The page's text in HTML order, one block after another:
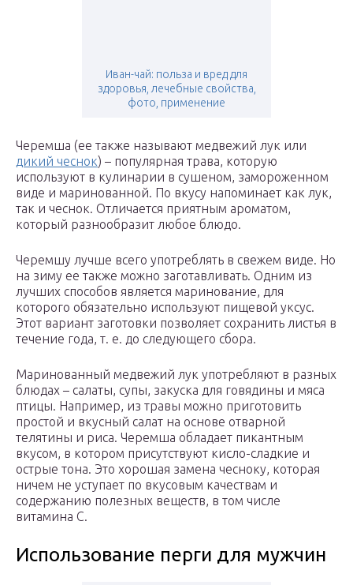
Иван-чай: польза и вред для
здоровья, лечебные свойства,
фото, применение
Черемша (ее также называют медвежий лук или
дикий чеснок) – популярная трава, которую
используют в кулинарии в сушеном, замороженном
виде и маринованной. По вкусу напоминает как лук,
так и чеснок. Отличается приятным ароматом,
который разнообразит любое блюдо.
Черемшу лучше всего употреблять в свежем виде. Но
на зиму ее также можно заготавливать. Одним из
лучших способов является маринование, для
которого обязательно используют пищевой уксус.
Этот вариант заготовки позволяет сохранить листья в
течение года, т. е. до следующего сбора.
Маринованный медвежий лук употребляют в разных
блюдах – салаты, супы, закуска для говядины и мяса
птицы. Например, из травы можно приготовить
простой и вкусный салат на основе отварной
телятины и риса. Черемша обладает пикантным
вкусом, в котором присутствуют кисло-сладкие и
острые тона. Это хорошая замена чесноку, которая
ничем не уступает по вкусовым качествам и
содержанию полезных веществ, в том числе
витамина С.
Использование перги для мужчин